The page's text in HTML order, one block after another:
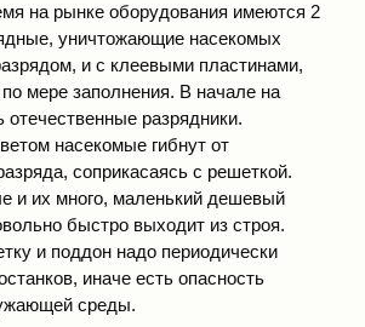
на рынке оборудования имеются 2
уничтожающие насекомых
и с клеевыми пластинами,
мере заполнения. В начале на
отечественные разрядники.
насекомые гибнут от
соприкасаясь с решеткой.
и их много, маленький дешевый
быстро выходит из строя.
и поддон надо периодически
иначе есть опасность
среды.